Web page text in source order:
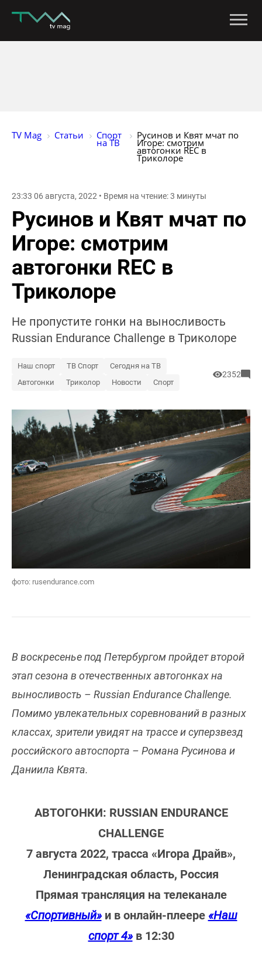
TV Mag Статьи Спорт
на ТВ
Русинов и Квят мчат по
Игоре: смотрим
автогонки REC в
Триколоре
23:33 06 августа, 2022 • Время на чтение: 3 минуты
Русинов и Квят мчат по
Игоре: смотрим
автогонки REC в
Триколоре
Не пропустите гонки на выносливость
Russian Endurance Challenge в Триколоре
Наш спорт ТВ Спорт
Сегодня на ТВ
Автогонки
Триколор Новости Спорт
2352
фото: rusendurance.com
В воскресенье под Петербургом пройдет второй
этап сезона в отечественных автогонках на
выносливость – Russian Endurance Challenge.
Помимо увлекательных соревнований в разных
классах, зрители увидят на трассе и суперзвезд
российского автоспорта – Романа Русинова и
Даниила Квята.
АВТОГОНКИ: RUSSIAN ENDURANCE
CHALLENGE
7 августа 2022, трасса «Игора Драйв»,
Ленинградская область, Россия
Прямая трансляция на телеканале
«Спортивный»и в онлайн-плеере «Наш
спорт 4»в 12:30